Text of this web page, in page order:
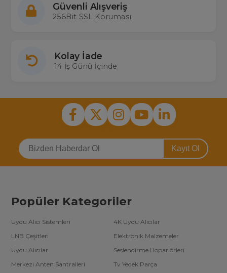
Güvenli Alışveriş
256Bit SSL Koruması
Kolay İade
14 İş Günü İçinde
Kayıt Ol
Popüler Kategoriler
Uydu Alıcı Sistemleri
4K Uydu Alıcılar
LNB Çeşitleri
Elektronik Malzemeler
Uydu Alıcılar
Seslendirme Hoparlörleri
Merkezi Anten Santralleri
Tv Yedek Parça